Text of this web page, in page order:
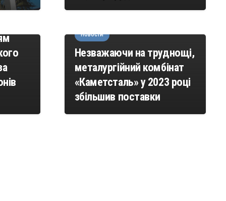
НОВОСТИ
Незважаючи на труднощі,
металургійний комбінат
«Каметсталь» у 2023 році
збільшив поставки